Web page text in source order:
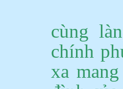
cùng
chính
xa mang